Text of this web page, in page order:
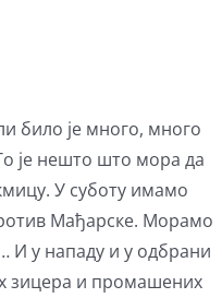
било је много, много
је нешто што мора да
У суботу имамо
Мађарске. Морамо
И у нападу и у одбрани
зицера и промашених